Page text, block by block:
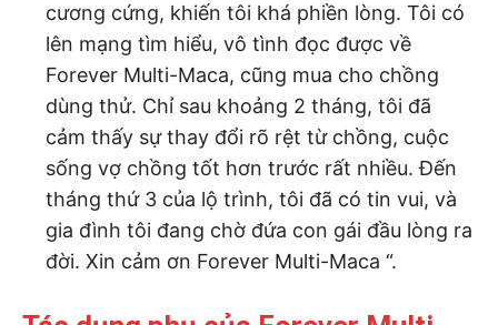
cương cứng, khiến tôi khá phiền lòng. Tôi có
lên mạng tìm hiểu, vô tình đọc được về
Forever Multi-Maca, cũng mua cho chồng
dùng thử. Chỉ sau khoảng 2 tháng, tôi đã
cảm thấy sự thay đổi rõ rệt từ chồng, cuộc
sống vợ chồng tốt hơn trước rất nhiều. Đến
tháng thứ 3 của lộ trình, tôi đã có tin vui, và
gia đình tôi đang chờ đứa con gái đầu lòng ra
đời. Xin cảm ơn Forever Multi-Maca “.